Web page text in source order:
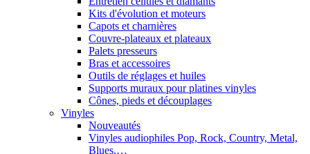
Kits d'évolution et moteurs
Capots et charnières
Couvre-plateaux et plateaux
Palets presseurs
Bras et accessoires
Outils de réglages et huiles
Supports muraux pour platines vinyles
Cônes, pieds et découplages
Vinyles
Nouveautés
Vinyles audiophiles Pop, Rock, Country, Metal,
Blues,…